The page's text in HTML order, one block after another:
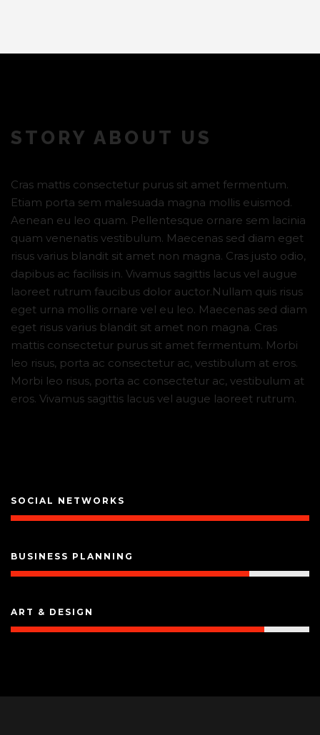
STORY ABOUT US
Cras mattis consectetur purus sit amet fermentum.
Etiam porta sem malesuada magna mollis euismod.
Aenean eu leo quam. Pellentesque ornare sem lacinia
quam venenatis vestibulum. Maecenas sed diam eget
risus varius blandit sit amet non magna. Cras justo odio,
dapibus ac facilisis in. Vivamus sagittis lacus vel augue
laoreet rutrum faucibus dolor auctor.Nullam quis risus
eget urna mollis ornare vel eu leo. Maecenas sed diam
eget risus varius blandit sit amet non magna. Cras
mattis consectetur purus sit amet fermentum. Morbi
leo risus, porta ac consectetur ac, vestibulum at eros.
Morbi leo risus, porta ac consectetur ac, vestibulum at
eros. Vivamus sagittis lacus vel augue laoreet rutrum.
SOCIAL NETWORKS
BUSINESS PLANNING
ART & DESIGN